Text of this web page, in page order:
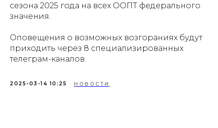
сезона 2025 года на всех ООПТ федерального
значения.
Оповещения о возможных возгораниях будут
приходить через 8 специализированных
телеграм-каналов.
2025-03-14 10:25 НОВОСТИ